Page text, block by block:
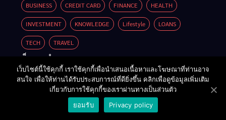
เว็บไซต์นี้ใช้คุกกี้ เราใช้คุกกี้เพื่อนำเสนอเนื้อหาและโฆษณาที่ท่านอาจ
สนใจ เพื่อให้ท่านได้รับประสบการณ์ที่ดียิ่งขึ้น คลิกเพื่อดูข้อมูลเพิ่มเติม
เกี่ยวกับการใช้คุกกี้ของเราผ่านทางเป็นส่วนตัว
ยอมรับ
Privacy policy
BUSINESS CREDIT CARD FINANCE HEALTH
INVESTMENT KNOWLEDGE Lifestyle LOANS
TECH TRAVEL
เว็บแนะนำ
เครื่องขุดบิทคอยน์|ขายรถมือสอง
สินเชื่อรถยนต์